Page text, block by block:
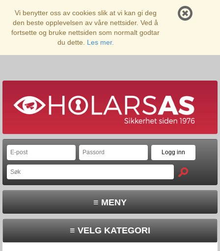
Vi benytter oss av cookies slik at vi kan gi deg
den beste opplevelsen av våre nettsider. Ved å
fortsette og bruke nettsiden som normalt godtar
du dette. Les mer.
≡ MENY
≡ VELG KATEGORI